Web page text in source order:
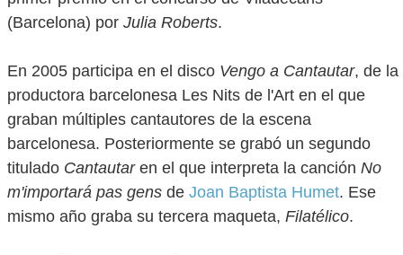
(Barcelona) por Julia Roberts.
En 2005 participa en el disco Vengo a Cantautar, de la
productora barcelonesa Les Nits de l'Art en el que
graban múltiples cantautores de la escena
barcelonesa. Posteriormente se grabó un segundo
titulado Cantautaren el que interpreta la canción No
m'importará pas gens de Joan Baptista Humet. Ese
mismo año graba su tercera maqueta, Filatélico.